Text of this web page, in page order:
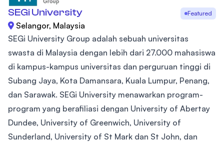
SEGi University Featured
Selangor, Malaysia
SEGi University Group adalah sebuah universitas
swasta di Malaysia dengan lebih dari 27.000 mahasiswa
di kampus-kampus universitas dan perguruan tinggi di
Subang Jaya, Kota Damansara, Kuala Lumpur, Penang,
dan Sarawak. SEGi University menawarkan program-
program yang berafiliasi dengan University of Abertay
Dundee, University of Greenwich, University of
Sunderland, University of St Mark dan St John, dan